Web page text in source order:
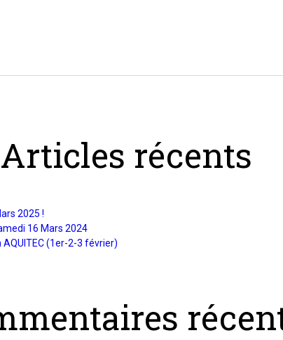
Articles récents
2025 !
16 Mars 2024
(1er-2-3 février)